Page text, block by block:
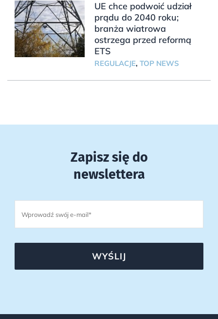
UE chce podwoić udział
prądu do 2040 roku;
branża wiatrowa
ostrzega przed reformą
ETS
REGULACJE, TOP NEWS
Zapisz się do
newslettera
WYŚLIJ